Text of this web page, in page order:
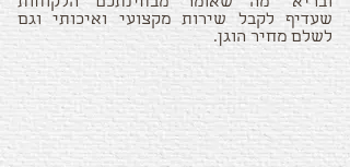
שעדיף לקבל שירות מקצועי ואיכותי וגם
לשלם מחיר הוגן.